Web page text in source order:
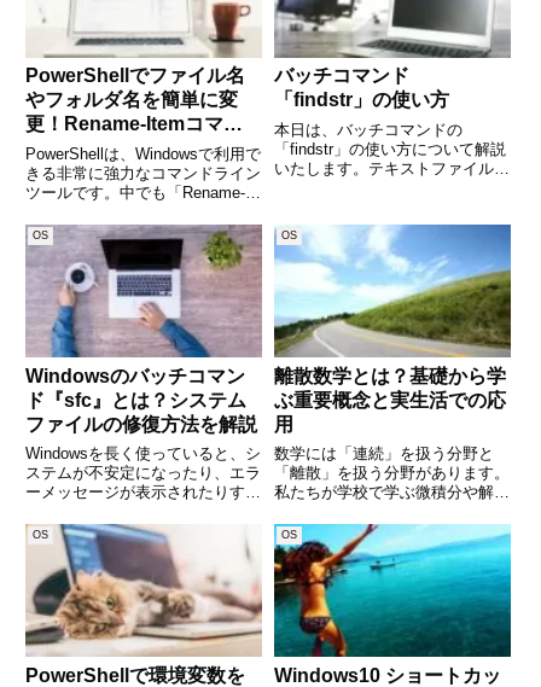
PowerShellでファイル名
やフォルダ名を簡単に変
更！Rename-Itemコマン
ドの使い方徹底解説
PowerShellは、Windowsで利用で
きる非常に強力なコマンドライン
ツールです。中でも「Rename-
ォルダの名前を変更する際に活躍
します。GUIでの作業と違い、複
数のファイルをまとめてリネーム
した
バッチコマンド
「findstr」の使い方
本日は、バッチコマンドの
「findstr」の使い方について解説
いたします。テキストファイル内
window.adsbygoogle ||
[]).push({});「finds
OS
Windowsのバッチコマン
ド『sfc』とは？システム
ファイルの修復方法を解説
Windowsを長く使っていると、シ
ステムが不安定になったり、エラ
ーメッセージが表示されたりする
原因の一つとして、システムファ
イルの破損が考えられます。
Windowsには、このような問題を
診断し、修復するための
OS
離散数学とは？基礎から学
ぶ重要概念と実生活での応
用
数学には「連続」を扱う分野と
「離散」を扱う分野があります。
私たちが学校で学ぶ微積分や解析
すが、情報科学やデータ処理の世
界では「離散的な構造」を理解す
ることが欠かせません。これを体
系的に学ぶのが「離散数学」で
す。
OS
PowerShellで環境変数を
OS
Windows10 ショートカッ